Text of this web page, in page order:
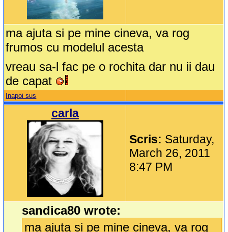
ma ajuta si pe mine cineva, va rog
frumos cu modelul acesta
vreau sa-l fac pe o rochita dar nu ii dau
de capat
Inapoi sus
carla
Scris: Saturday,
March 26, 2011
8:47 PM
sandica80 wrote:
ma ajuta si pe mine cineva, va rog